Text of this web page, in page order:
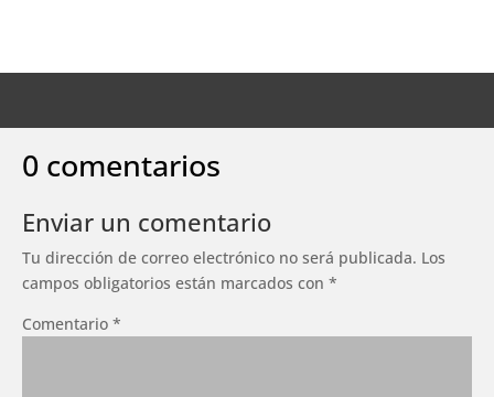
0 comentarios
Enviar un comentario
Tu dirección de correo electrónico no será publicada. Los
campos obligatorios están marcados con *
Comentario *